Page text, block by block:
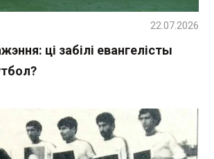
ці забілі евангелісты
22.07.2026